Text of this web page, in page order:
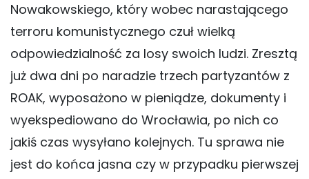
Nowakowskiego, który wobec narastającego
terroru komunistycznego czuł wielką
odpowiedzialność za losy swoich ludzi. Zresztą
już dwa dni po naradzie trzech partyzantów z
ROAK, wyposażono w pieniądze, dokumenty i
wyekspediowano do Wrocławia, po nich co
jakiś czas wysyłano kolejnych. Tu sprawa nie
jest do końca jasna czy w przypadku pierwszej